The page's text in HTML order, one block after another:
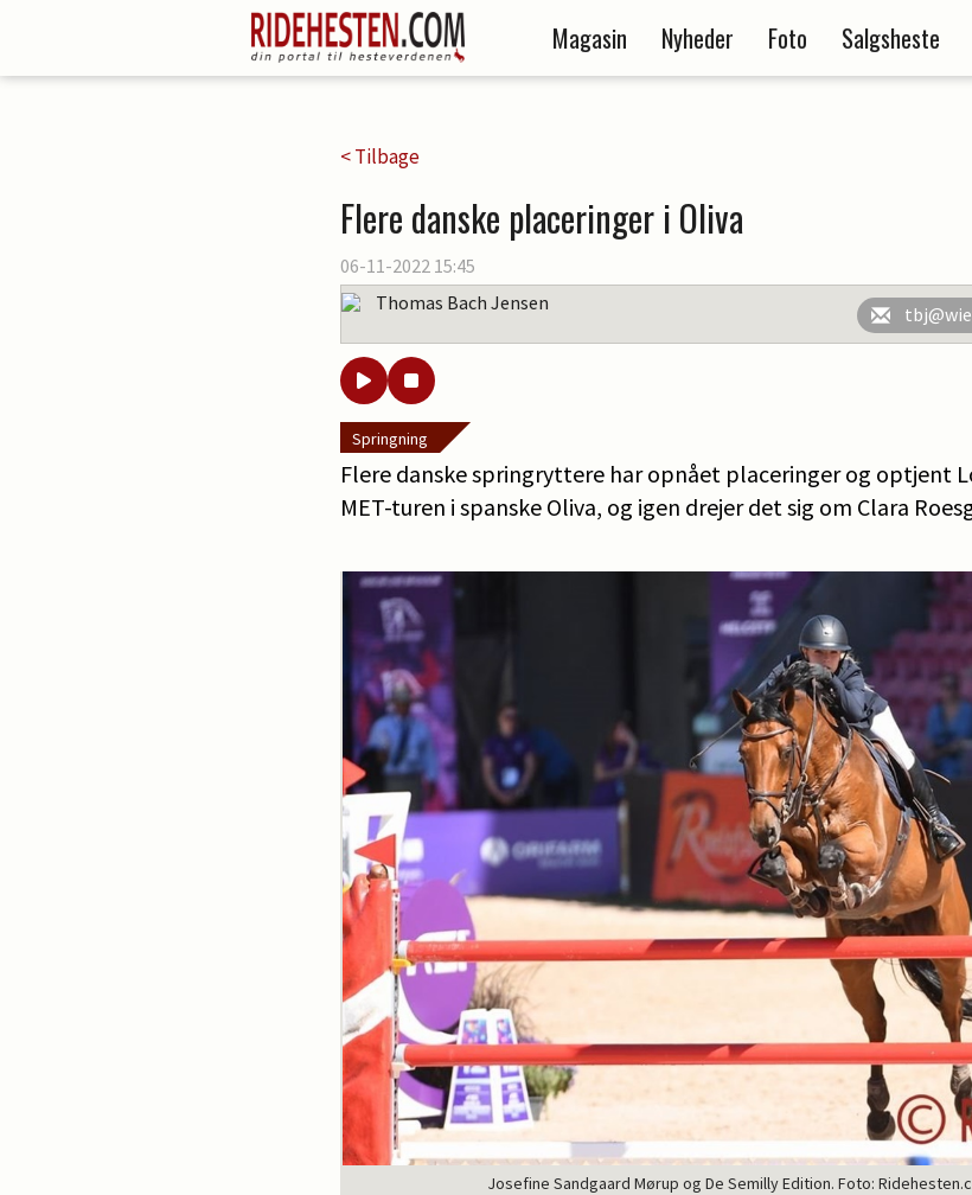
Magasin Nyheder Foto Salgsheste
< Tilbage
Flere danske placeringer i Oliva
06-11-2022 15:45
Thomas Bach Jensen
Springning
Flere danske springryttere har opnået placeringer og optjent
MET-turen i spanske Oliva, og igen drejer det sig om Clara
Josefine Sandgaard Mørup og De Semilly Edition. Foto: